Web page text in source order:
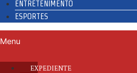
ENTRETENIMENTO
ESPORTES
Menu
EXPEDIENTE